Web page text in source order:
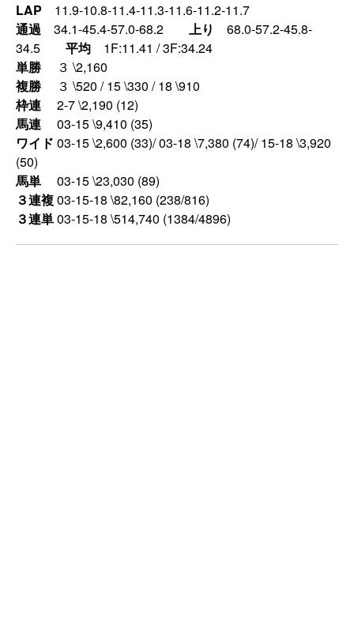
LAP 11.9-10.8-11.4-11.3-11.6-11.2-11.7
通過 34.1-45.4-57.0-68.2 上り 68.0-57.2-45.8-
34.5 平均 1F:11.41 / 3F:34.24
単勝
３ \2,160
複勝
３ \520 / 15 \330 / 18 \910
枠連
2-7 \2,190 (12)
馬連
03-15 \9,410 (35)
ワイド 03-15 \2,600 (33)/ 03-18 \7,380 (74)/ 15-18 \3,920
(50)
馬単
03-15 \23,030 (89)
３連複03-15-18 \82,160 (238/816)
３連単03-15-18 \514,740 (1384/4896)